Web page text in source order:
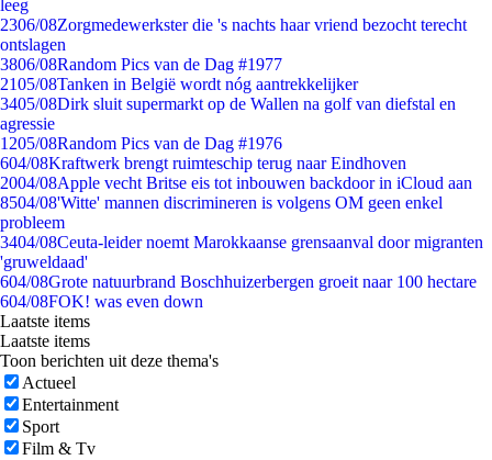
leeg
2306/08Zorgmedewerkster die 's nachts haar vriend bezocht terecht
ontslagen
3806/08Random Pics van de Dag #1977
2105/08Tanken in België wordt nóg aantrekkelijker
3405/08Dirk sluit supermarkt op de Wallen na golf van diefstal en
agressie
1205/08Random Pics van de Dag #1976
604/08Kraftwerk brengt ruimteschip terug naar Eindhoven
2004/08Apple vecht Britse eis tot inbouwen backdoor in iCloud aan
8504/08'Witte' mannen discrimineren is volgens OM geen enkel
probleem
3404/08Ceuta-leider noemt Marokkaanse grensaanval door migranten
'gruweldaad'
604/08Grote natuurbrand Boschhuizerbergen groeit naar 100 hectare
604/08FOK! was even down
Laatste items
Laatste items
Toon berichten uit deze thema's
Actueel
Entertainment
Sport
Film & Tv